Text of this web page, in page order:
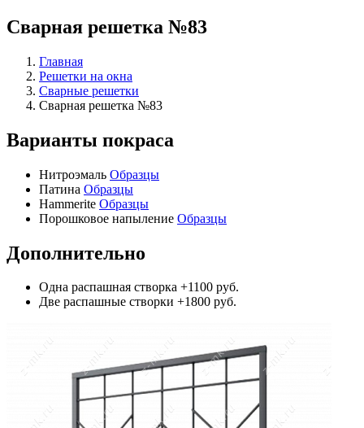
Сварная решетка №83
Главная
Решетки на окна
Сварные решетки
Сварная решетка №83
Варианты покраса
Нитроэмаль Образцы
Патина Образцы
Hammerite Образцы
Порошковое напыление Образцы
Дополнительно
Одна распашная створка +1100 руб.
Две распашные створки +1800 руб.